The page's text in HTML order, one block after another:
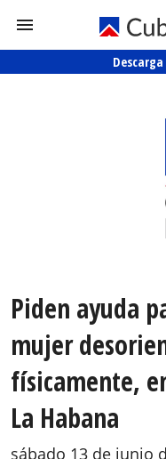
Piden ayuda
mujer
físicamente,
La Habana
sábado 13 de junio